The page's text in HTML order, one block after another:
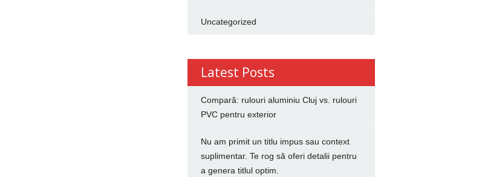
Uncategorized
Latest Posts
Compară: rulouri aluminiu Cluj vs. rulouri
PVC pentru exterior
Nu am primit un titlu impus sau context
suplimentar. Te rog să oferi detalii pentru
a genera titlul optim.